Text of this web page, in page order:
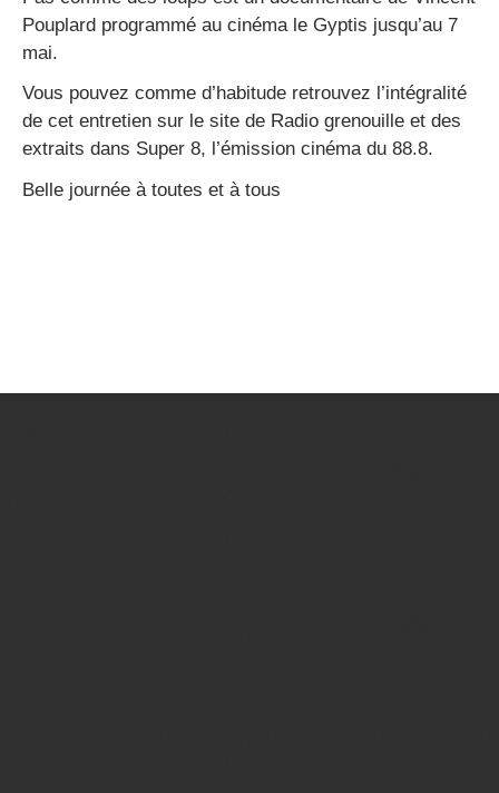
Pouplard programmé au cinéma le Gyptis jusqu’au 7
mai.
Vous pouvez comme d’habitude retrouvez l’intégralité
de cet entretien sur le site de Radio grenouille et des
extraits dans Super 8, l’émission cinéma du 88.8.
Belle journée à toutes et à tous